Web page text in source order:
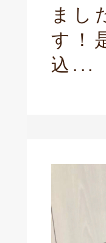
まし
す！
込...